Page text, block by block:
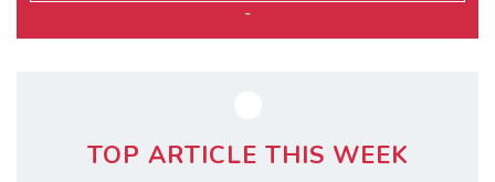
-
TOP ARTICLE THIS WEEK